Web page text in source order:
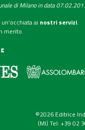
di Milano in data
ai nostri servizi.
merito.
©2026 Editrice
(MI) Tel: +39 02